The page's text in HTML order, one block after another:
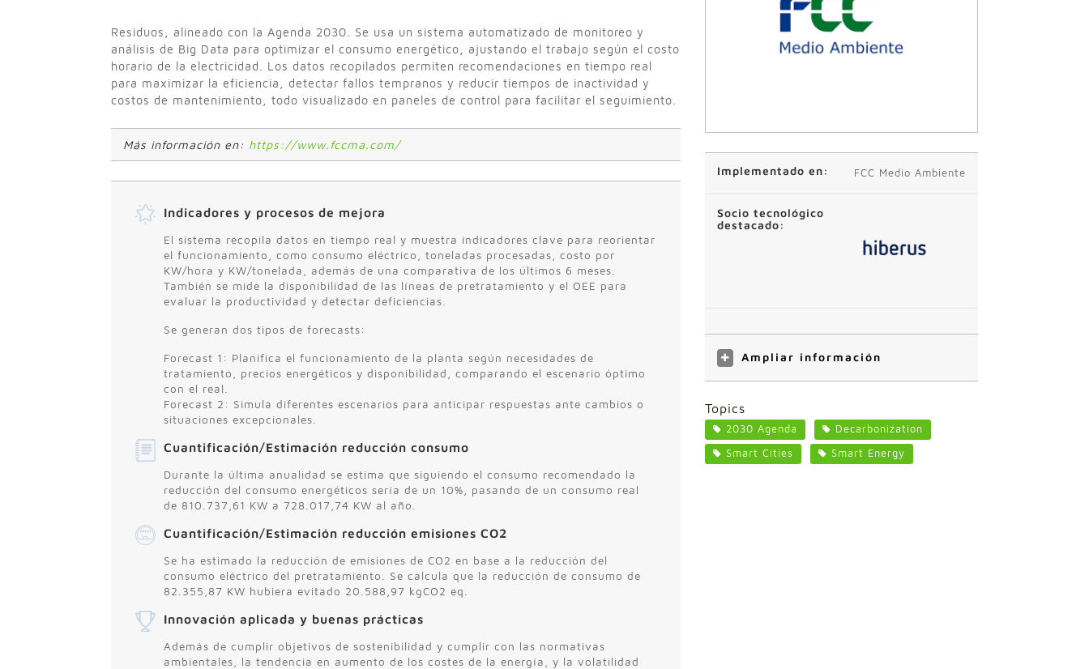
Residuos, alineado con la Agenda 2030. Se usa un sistema automatizado de monitoreo y
análisis de Big Data para optimizar el consumo energético, ajustando el trabajo según el costo
horario de la electricidad. Los datos recopilados permiten recomendaciones en tiempo real
para maximizar la eficiencia, detectar fallos tempranos y reducir tiempos de inactividad y
costos de mantenimiento, todo visualizado en paneles de control para facilitar el seguimiento.
Más información en: https://www.fccma.com/
Indicadores y procesos de mejora
El sistema recopila datos en tiempo real y muestra indicadores clave para reorientar
el funcionamiento, como consumo eléctrico, toneladas procesadas, costo por
KW/hora y KW/tonelada, además de una comparativa de los últimos 6 meses.
También se mide la disponibilidad de las líneas de pretratamiento y el OEE para
evaluar la productividad y detectar deficiencias.
Se generan dos tipos de forecasts:
Forecast 1: Planifica el funcionamiento de la planta según necesidades de
tratamiento, precios energéticos y disponibilidad, comparando el escenario óptimo
con el real.
Forecast 2: Simula diferentes escenarios para anticipar respuestas ante cambios o
situaciones excepcionales.
Cuantificación/Estimación reducción consumo
Durante la última anualidad se estima que siguiendo el consumo recomendado la
reducción del consumo energéticos sería de un 10%, pasando de un consumo real
de 810.737,61 KW a 728.017,74 KW al año.
Cuantificación/Estimación reducción emisiones CO2
Se ha estimado la reducción de emisiones de CO2 en base a la reducción del
consumo eléctrico del pretratamiento. Se calcula que la reducción de consumo de
82.355,87 KW hubiera evitado 20.588,97 kgCO2 eq.
Innovación aplicada y buenas prácticas
Además de cumplir objetivos de sostenibilidad y cumplir con las normativas
ambientales, la tendencia en aumento de los costes de la energía, y la volatilidad
Implementado en: FCC Medio Ambiente
Socio tecnológico
destacado:
Ampliar información
Topics
2030 Agenda
Decarbonization
Smart Cities
Smart Energy